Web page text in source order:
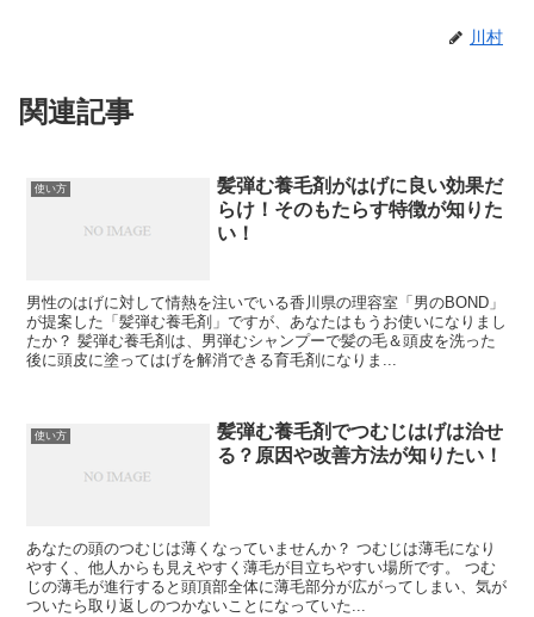
川村
関連記事
使い方
髪弾む養毛剤がはげに良い効果だ
らけ！そのもたらす特徴が知りた
い！
男性のはげに対して情熱を注いでいる香川県の理容室「男のBOND」
が提案した「髪弾む養毛剤」ですが、あなたはもうお使いになりまし
たか？ 髪弾む養毛剤は、男弾むシャンプーで髪の毛＆頭皮を洗った
後に頭皮に塗ってはげを解消できる育毛剤になりま...
使い方
髪弾む養毛剤でつむじはげは治せ
る？原因や改善方法が知りたい！
あなたの頭のつむじは薄くなっていませんか？ つむじは薄毛になり
やすく、他人からも見えやすく薄毛が目立ちやすい場所です。 つむ
じの薄毛が進行すると頭頂部全体に薄毛部分が広がってしまい、気が
ついたら取り返しのつかないことになっていた...